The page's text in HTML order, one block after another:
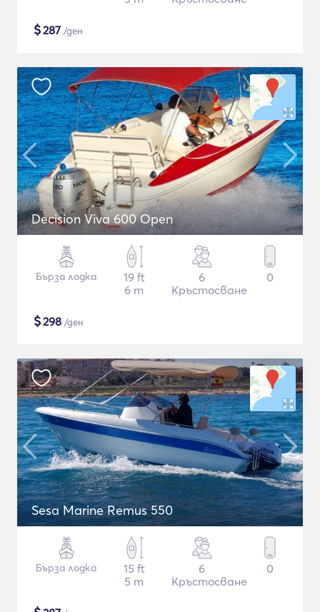
$287 /ден
Decision Viva 600 Open
Бърза лодка
19 ft
6 m
6
Кръстосване
0
$298 /ден
Sesa Marine Remus 550
Бърза лодка
15 ft
5 m
6
Кръстосване
0